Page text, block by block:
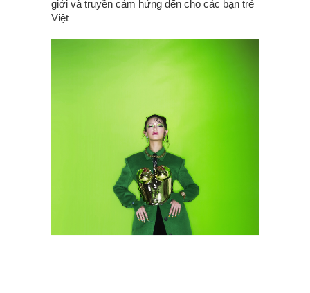
g‌iới và truyền cảm hứng đến cho các bạn trẻ
Việt